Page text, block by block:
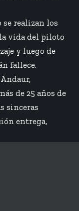
realizan los
vida del piloto
y luego de
fallece.
de 25 años de
sinceras
entrega,